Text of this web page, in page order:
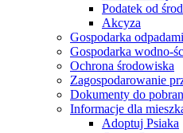
Podatek od
Akcyza
Gospodarka odpadami
Gospodarka wodno-
Ochrona środowiska
Zagospodarowanie
Dokumenty do
Informacje dla
Adoptuj Psiaka